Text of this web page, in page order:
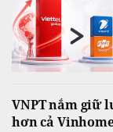
VNPT nắm giữ
hơn cả